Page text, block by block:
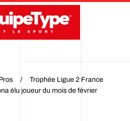
principal
Trophée Ligue 2 France
élu joueur du mois de février